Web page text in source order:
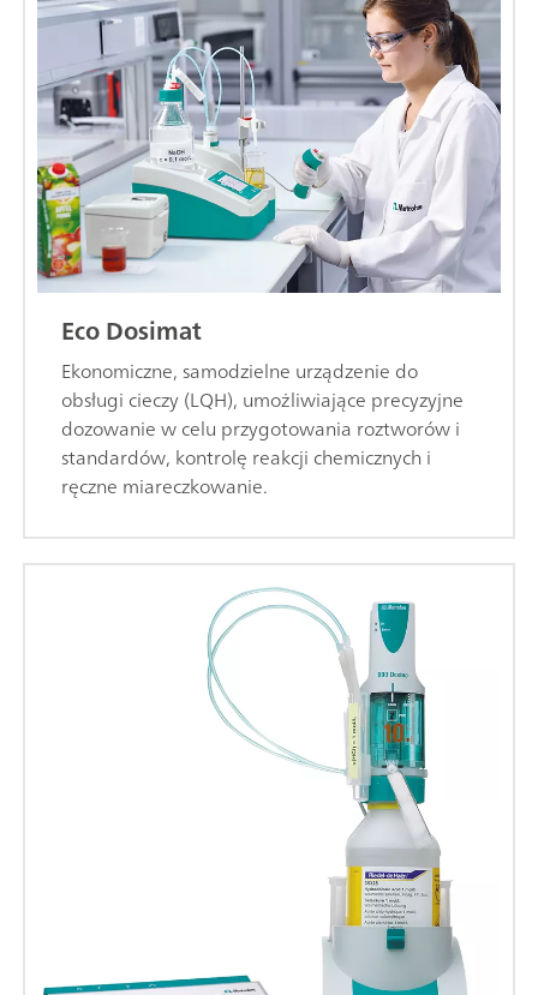
Eco Dosimat
Ekonomiczne, samodzielne urządzenie do
obsługi cieczy (LQH), umożliwiające precyzyjne
dozowanie w celu przygotowania roztworów i
standardów, kontrolę reakcji chemicznych i
ręczne miareczkowanie.